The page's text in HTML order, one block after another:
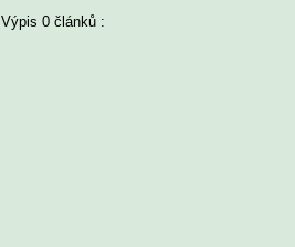
Výpis 0 článků :